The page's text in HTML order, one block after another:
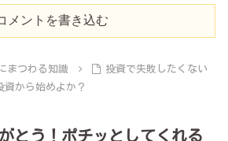
メントを書き込む
まつわる知識
投資で失敗したくない
資から始めよか？
とう！ポチッとしてくれる